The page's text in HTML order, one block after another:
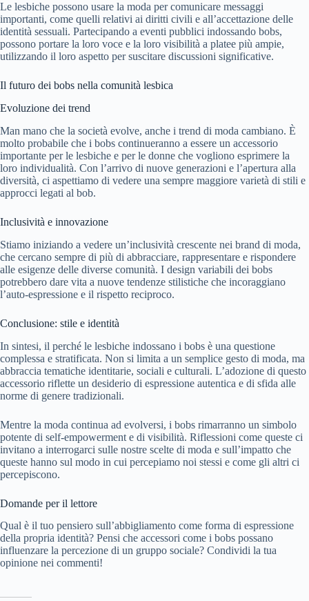
Le lesbiche possono usare la moda per comunicare messaggi
importanti, come quelli relativi ai diritti civili e all’accettazione delle
identità sessuali. Partecipando a eventi pubblici indossando bobs,
possono portare la loro voce e la loro visibilità a platee più ampie,
utilizzando il loro aspetto per suscitare discussioni significative.
Il futuro dei bobs nella comunità lesbica
Evoluzione dei trend
Man mano che la società evolve, anche i trend di moda cambiano. È
molto probabile che i bobs continueranno a essere un accessorio
importante per le lesbiche e per le donne che vogliono esprimere la
loro individualità. Con l’arrivo di nuove generazioni e l’apertura alla
diversità, ci aspettiamo di vedere una sempre maggiore varietà di stili e
approcci legati al bob.
Inclusività e innovazione
Stiamo iniziando a vedere un’inclusività crescente nei brand di moda,
che cercano sempre di più di abbracciare, rappresentare e rispondere
alle esigenze delle diverse comunità. I design variabili dei bobs
potrebbero dare vita a nuove tendenze stilistiche che incoraggiano
l’auto-espressione e il rispetto reciproco.
Conclusione: stile e identità
In sintesi, il perché le lesbiche indossano i bobs è una questione
complessa e stratificata. Non si limita a un semplice gesto di moda, ma
abbraccia tematiche identitarie, sociali e culturali. L’adozione di questo
accessorio riflette un desiderio di espressione autentica e di sfida alle
norme di genere tradizionali.
Mentre la moda continua ad evolversi, i bobs rimarranno un simbolo
potente di self-empowerment e di visibilità. Riflessioni come queste ci
invitano a interrogarci sulle nostre scelte di moda e sull’impatto che
queste hanno sul modo in cui percepiamo noi stessi e come gli altri ci
percepiscono.
Domande per il lettore
Qual è il tuo pensiero sull’abbigliamento come forma di espressione
della propria identità? Pensi che accessori come i bobs possano
influenzare la percezione di un gruppo sociale? Condividi la tua
opinione nei commenti!